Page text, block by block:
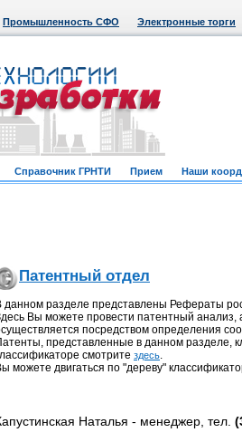
Промышленность СФО Электронные торги
Справочник ГРНТИ Прием Наши
Патентный отдел
данном разделе представлены Рефераты
Вы можете провести патентный анализ,
посредством определения
представленные в данном
смотрите здесь.
можете двигаться по "дереву"
Наталья - менеджер, тел.